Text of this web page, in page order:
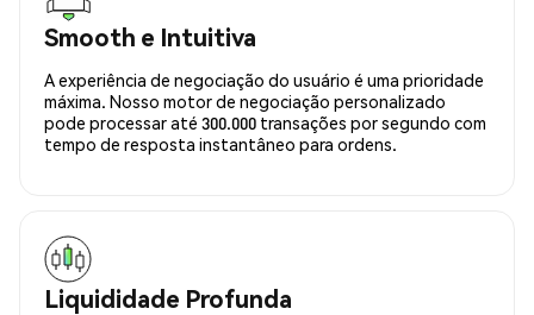
Smooth e Intuitiva
A experiência de negociação do usuário é uma prioridade
máxima. Nosso motor de negociação personalizado
pode processar até 300.000 transações por segundo com
tempo de resposta instantâneo para ordens.
Liquididade Profunda